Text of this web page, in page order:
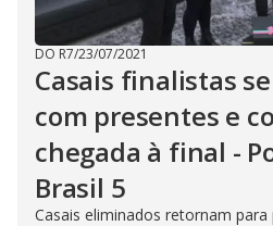
DO R7/23/07/2021
Casais finalistas
com presentes e
chegada à final -
Brasil 5
Casais eliminados retornam